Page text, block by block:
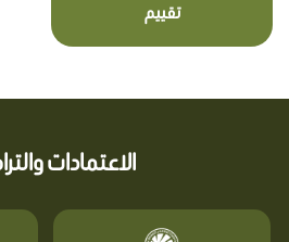
تقييم
الاعتمادات